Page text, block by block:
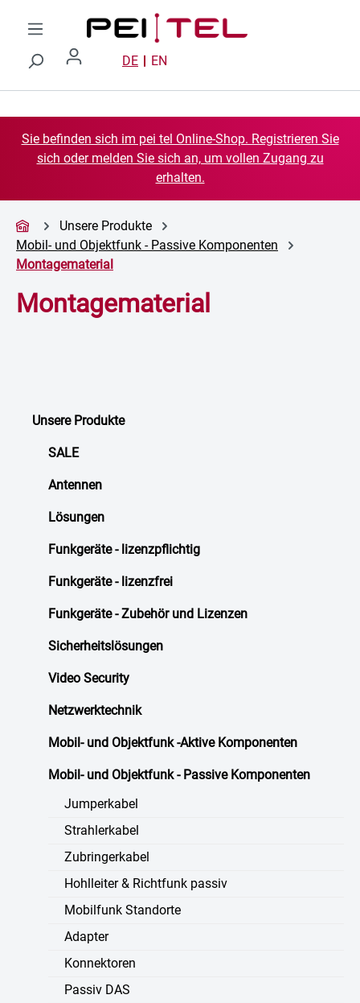
Zum Hauptinhalt springen
DE EN
Sie befinden sich im pei tel Online-Shop. Registrieren Sie
sich oder melden Sie sich an, um vollen Zugang zu
erhalten.
Unsere Produkte
Mobil- und Objektfunk - Passive Komponenten
Montagematerial
Montagematerial
Unsere Produkte
SALE
Antennen
Lösungen
Funkgeräte - lizenzpflichtig
Funkgeräte - lizenzfrei
Funkgeräte - Zubehör und Lizenzen
Sicherheitslösungen
Video Security
Netzwerktechnik
Mobil- und Objektfunk -Aktive Komponenten
Mobil- und Objektfunk - Passive Komponenten
Jumperkabel
Strahlerkabel
Zubringerkabel
Hohlleiter & Richtfunk passiv
Mobilfunk Standorte
Adapter
Konnektoren
Passiv DAS